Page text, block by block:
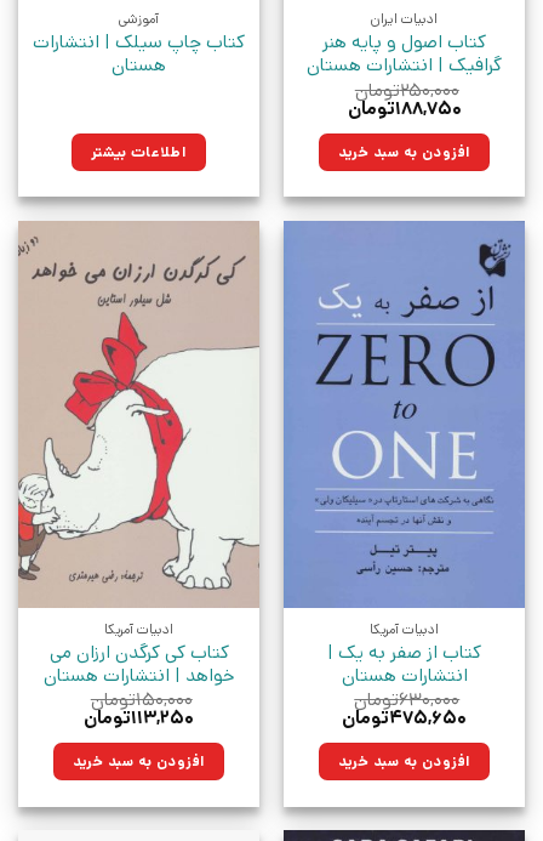
ادبیات ایران
کتاب اصول و پایه هنر
گرافیک | انتشارات هستان
۲۵۰,۰۰۰تومان
قیمت
۲۵۰,۰۰۰تومان
بود.
۱۸۸,۷۵۰تومان
۱۸۸,۷۵۰تومان.افزودن به سبد خرید
آموزشی
کتاب چاپ سیلک | انتشارات
هستان
اطلاعات بیشتر
ادبیات آمریکا
کتاب از صفر به یک |
انتشارات هستان
۶۳۰,۰۰۰تومان
قیمت
۶۳۰,۰۰۰تومان
بود.
۴۷۵,۶۵۰تومان
۴۷۵,۶۵۰تومان. افزودن به سبد خرید
ادبیات آمریکا
کتاب کی کرگدن ارزان می
خواهد | انتشارات هستان
۱۵۰,۰۰۰تومان
قیمت
۱۵۰,۰۰۰تومان
بود.
۱۱۳,۲۵۰تومان
۱۱۳,۲۵۰تومان.افزودن به سبد خرید